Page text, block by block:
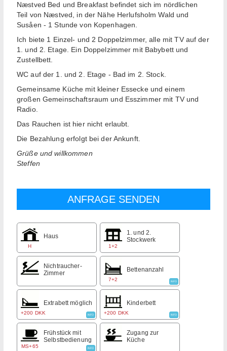
Næstved Bed und Breakfast befindet sich im nördlichen
Teil von Næstved, in der Nähe Herlufsholm Wald und
Susåen - 1 Stunde von Kopenhagen.
Ich biete 1 Einzel- und 2 Doppelzimmer, alle mit TV auf der
1. und 2. Etage. Ein Doppelzimmer mit Babybett und
Zustellbett.
WC auf der 1. und 2. Etage - Bad im 2. Stock.
Gemeinsame Küche mit kleiner Essecke und einem
großen Gemeinschaftsraum und Esszimmer mit TV und
Radio.
Das Rauchen ist hier nicht erlaubt.
Die Bezahlung erfolgt bei der Ankunft.
Grüße und willkommen
Steffen
H
Haus
1+2
1. und 2.
Stockwerk
Nichtraucher-
Zimmer
7+2
Bettenanzahl
INFO
+200 DKK
Extrabett möglich
INFO +200 DKK
Kinderbett
INFO
MS+65
Frühstück mit
Selbstbedienung
INFO
Zugang zur
Küche